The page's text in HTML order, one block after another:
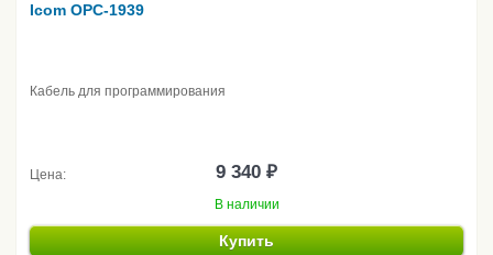
Icom OPC-1939
Кабель для программирования
Цена: 9 340 ₽
В наличии
Купить